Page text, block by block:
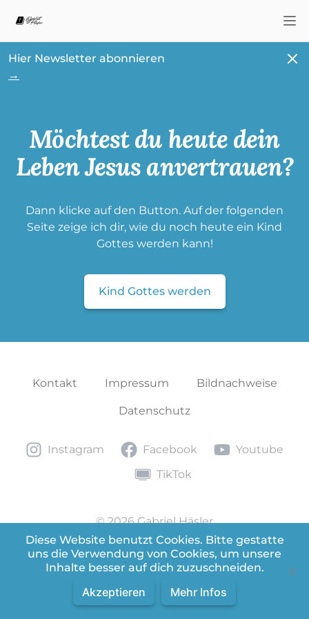
Hier Newsletter abonnieren
→
Möchtest du heute dein
Leben Jesus anvertrauen?
Dann klicke auf den Button. Auf der folgenden
Seite zeige ich dir, wie du noch heute ein Kind
Gottes werden kann!
Kind Gottes werden
Kontakt Impressum Bildnachweise
Datenschutz
Instagram
Instagram Facebook
Facebook YoutubeYoutube
TikTokTikTok
© 2026 Gabriel Häsler
Version 2.0.7
Diese Website benutzt Cookies. Bitte gestatte
uns die Verwendung von Cookies, um unsere
Inhalte besser auf dich zuzuschneiden.
Akzeptieren Mehr Infos